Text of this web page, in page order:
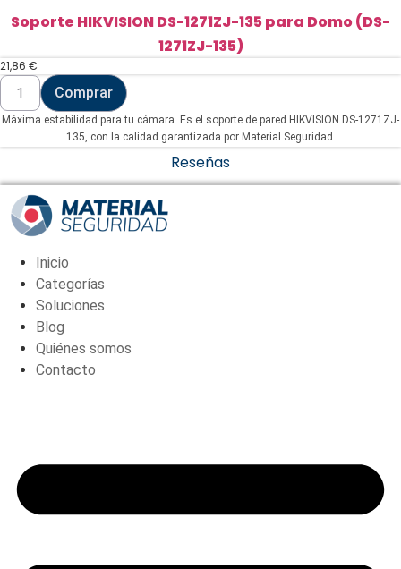
Soporte HIKVISION DS-1271ZJ-135 para Domo (DS-
1271ZJ-135)
21,86 €
Soporte
HIKVISION
DS-
1271ZJ-
(DS-
1271ZJ-
135)
cantidad
Comprar
Máxima estabilidad para tu cámara. Es el soporte de pared HIKVISION DS-1271ZJ-
135, con la calidad garantizada por Material Seguridad.
Reseñas
Inicio
Categorías
Soluciones
Blog
Quiénes somos
Contacto